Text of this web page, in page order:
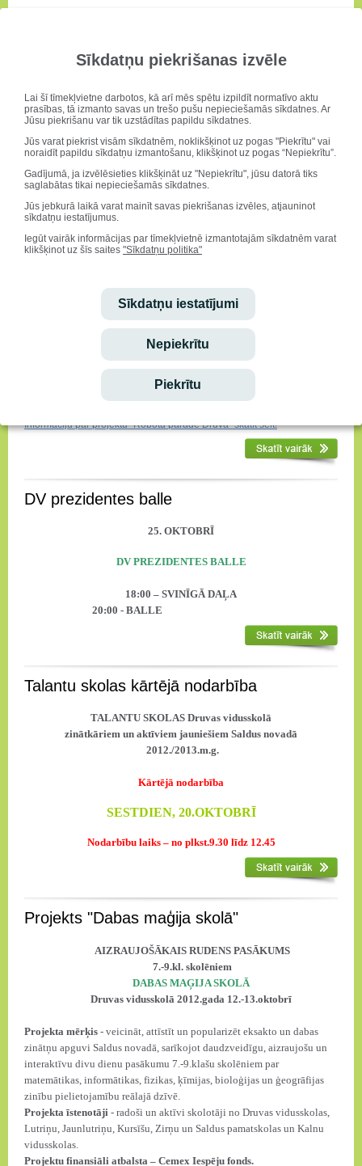
Sīkdatņu piekrišanas izvēle
Lai šī tīmekļvietne darbotos, kā arī mēs spētu izpildīt normatīvo aktu
prasības, tā izmanto savas un trešo pušu nepieciešamās sīkdatnes. Ar
Jūsu piekrišanu var tik uzstādītas papildu sīkdatnes.
Jūs varat piekrist visām sīkdatnēm, noklikšķinot uz pogas "Piekrītu" vai
noraidīt papildu sīkdatņu izmantošanu, klikšķinot uz pogas “Nepiekrītu”.
Gadījumā, ja izvēlēsieties klikšķināt uz "Nepiekrītu", jūsu datorā tiks
saglabātas tikai nepieciešamās sīkdatnes.
Jūs jebkurā laikā varat mainīt savas piekrišanas izvēles, atjauninot
sīkdatņu iestatījumus.
Iegūt vairāk informācijas par tīmekļvietnē izmantotajām sīkdatnēm varat
klikšķinot uz šīs saites "Sīkdatņu politika"
Sīkdatņu iestatījumi
Nepiekrītu
Piekrītu
Satikties, uzzināt, atpūsties, diskutēt…
Afišu skatīt šeit!
Robotu parāde
Projekts “Robotu parāde Druvā”
2012.gada septembris – novembris
Projekta mērķis -Sadarbībā ar RTU Robotikas klubu popularizēt
26.oktobrī - ROBOTU PARĀDE DRUVĀ
Pasākumu organizē – RTU Robotikas klubs sadarbībā ar
Druvas vidusskolas entuziastiem
Pasākumā aicinātas piedalīties 4.-5.kl. skolēnu komandas no Saldus
sākumskolas, Lutriņu pamatskolas un Druvas vidusskolas (katrā
komandā 3 skolēni, kopā ~30 skolēni)
Informāciju par projektu "Robotu parāde Druvā" skatīt šeit!
DV prezidentes balle
25. OKTOBRĪ
DV PREZIDENTES BALLE
18:00 – SVINĪGĀ DAĻA
20:00 - BALLE
Talantu skolas kārtējā nodarbība
TALANTU SKOLAS Druvas vidusskolā
zinātkāriem un aktīviem jauniešiem Saldus novadā
2012./2013.m.g.
Kārtējā nodarbība
SESTDIEN, 20.OKTOBRĪ
Nodarbību laiks – no plkst.9.30 līdz 12.45
Projekts "Dabas maģija skolā"
AIZRAUJOŠĀKAIS RUDENS PASĀKUMS
7.-9.kl. skolēniem
DABAS MAĢIJA SKOLĀ
Druvas vidusskolā 2012.gada 12.-13.oktobrī
Projekta mērķis - veicināt, attīstīt un popularizēt eksakto un dabas
zinātņu apguvi Saldus novadā, sarīkojot daudzveidīgu, aizraujošu un
interaktīvu divu dienu pasākumu 7.-9.klašu skolēniem par
matemātikas, informātikas, fizikas, ķīmijas, bioloģijas un ģeogrāfijas
zinību pielietojamību reālajā dzīvē.
Projekta īstenotāji - radoši un aktīvi skolotāji no Druvas vidusskolas,
Lutriņu, Jaunlutriņu, Kursīšu, Zirņu un Saldus pamatskolas un Kalnu
vidusskolas.
Projektu finansiāli atbalsta – Cemex Iespēju fonds.